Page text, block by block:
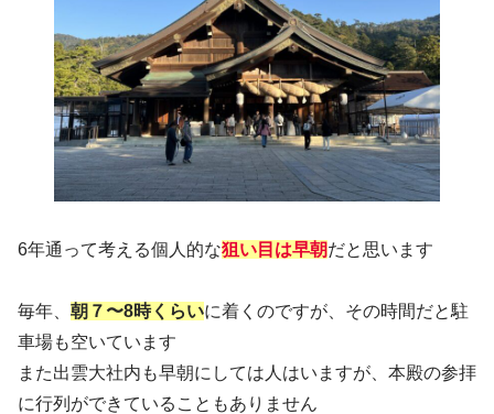
6年通って考える個人的な狙い目は早朝だと思います
毎年、 朝７〜8時くらいに着くのですが、その時間だと駐
車場も空いています
また出雲大社内も早朝にしては人はいますが、本殿の参拝
に行列ができていることもありません